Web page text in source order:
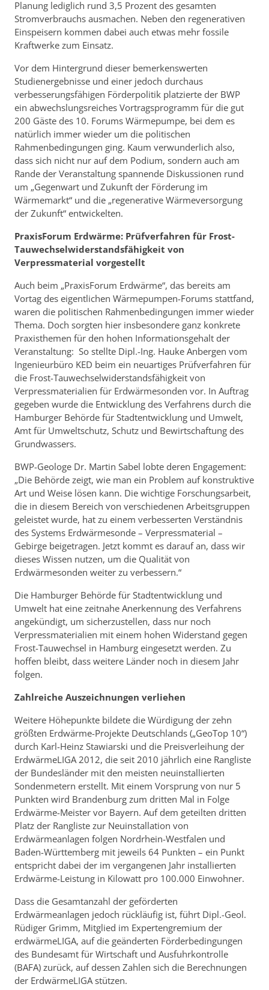
Planung lediglich rund 3,5 Prozent des gesamten
Stromverbrauchs ausmachen. Neben den regenerativen
Einspeisern kommen dabei auch etwas mehr fossile
Kraftwerke zum Einsatz.
Vor dem Hintergrund dieser bemerkenswerten
Studienergebnisse und einer jedoch durchaus
verbesserungsfähigen Förderpolitik platzierte der BWP
ein abwechslungsreiches Vortragsprogramm für die gut
200 Gäste des 10. Forums Wärmepumpe, bei dem es
natürlich immer wieder um die politischen
Rahmenbedingungen ging. Kaum verwunderlich also,
dass sich nicht nur auf dem Podium, sondern auch am
Rande der Veranstaltung spannende Diskussionen rund
um „Gegenwart und Zukunft der Förderung im
Wärmemarkt“ und die „regenerative Wärmeversorgung
der Zukunft“ entwickelten.
PraxisForum Erdwärme: Prüfverfahren für Frost-
Tauwechselwiderstandsfähigkeit von
Verpressmaterial vorgestellt
Auch beim „PraxisForum Erdwärme“, das bereits am
Vortag des eigentlichen Wärmepumpen-Forums stattfand,
waren die politischen Rahmenbedingungen immer wieder
Thema. Doch sorgten hier insbesondere ganz konkrete
Praxisthemen für den hohen Informationsgehalt der
Veranstaltung: So stellte Dipl.-Ing. Hauke Anbergen vom
Ingenieurbüro KED beim ein neuartiges Prüfverfahren für
die Frost-Tauwechsel­wider­stands­fähigkeit von
Verpressmaterialien für Erdwärmesonden vor. In Auftrag
gegeben wurde die Entwicklung des Verfahrens durch die
Hamburger Behörde für Stadtentwicklung und Umwelt,
Amt für Umweltschutz, Schutz und Bewirtschaftung des
Grundwassers.
BWP-Geologe Dr. Martin Sabel lobte deren Engagement:
„Die Behörde zeigt, wie man ein Problem auf konstruktive
Art und Weise lösen kann. Die wichtige Forschungsarbeit,
die in diesem Bereich von verschiedenen Arbeitsgruppen
geleistet wurde, hat zu einem verbesserten Verständnis
des Systems Erdwärmesonde – Verpressmaterial –
Gebirge beigetragen. Jetzt kommt es darauf an, dass wir
dieses Wissen nutzen, um die Qualität von
Erdwärmesonden weiter zu verbessern.“
Die Hamburger Behörde für Stadtentwicklung und
Umwelt hat eine zeitnahe Anerkennung des Verfahrens
angekündigt, um sicherzustellen, dass nur noch
Verpressmaterialien mit einem hohen Widerstand gegen
Frost-Tauwechsel in Hamburg eingesetzt werden. Zu
hoffen bleibt, dass weitere Länder noch in diesem Jahr
folgen.
Zahlreiche Auszeichnungen verliehen
Weitere Höhepunkte bildete die Würdigung der zehn
größten Erdwärme-Projekte Deutschlands („GeoTop 10“)
durch Karl-Heinz Stawiarski und die Preisverleihung der
ErdwärmeLIGA 2012, die seit 2010 jährlich eine Rangliste
der Bundesländer mit den meisten neuinstallierten
Sondenmetern erstellt. Mit einem Vorsprung von nur 5
Punkten wird Brandenburg zum dritten Mal in Folge
Erdwärme-Meister vor Bayern. Auf dem geteilten dritten
Platz der Rangliste zur Neuinstallation von
Erdwärmeanlagen folgen Nordrhein-Westfalen und
Baden-Württemberg mit jeweils 64 Punkten – ein Punkt
entspricht dabei der im vergangenen Jahr installierten
Erdwärme-Leistung in Kilowatt pro 100.000 Einwohner.
Dass die Gesamtanzahl der geförderten
Erdwärmeanlagen jedoch rückläufig ist, führt Dipl.-Geol.
Rüdiger Grimm, Mitglied im Expertengremium der
erdwärmeLIGA, auf die geänderten Förderbedingungen
des Bundesamt für Wirtschaft und Ausfuhrkontrolle
(BAFA) zurück, auf dessen Zahlen sich die Berechnungen
der ErdwärmeLIGA stützen.